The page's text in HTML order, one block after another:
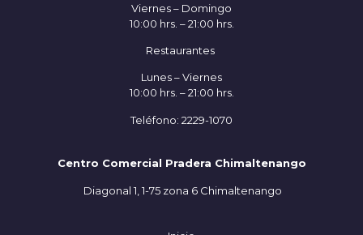
Viernes – Domingo
10:00 hrs. – 21:00 hrs.
Restaurantes
Lunes – Viernes
10:00 hrs. – 21:00 hrs.
Teléfono: 2229-1070
Centro Comercial Pradera Chimaltenango
Diagonal 1, 1-75 zona 6 Chimaltenango